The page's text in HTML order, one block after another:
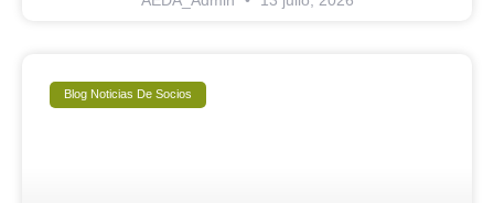
Blog Noticias De Socios